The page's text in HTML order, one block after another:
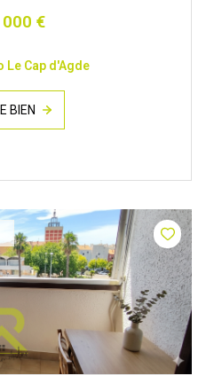
€
Le Cap d'Agde
BIEN